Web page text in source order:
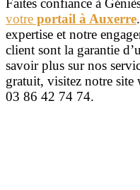
Faites confiance à
votre portail à Auxerre
expertise et notre
client sont la garantie
savoir plus sur nos
gratuit, visitez notre site
03 86 42 74 74.